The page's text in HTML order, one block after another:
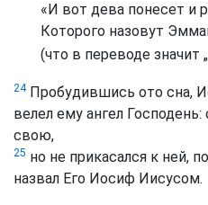
« И вот дева понесет и
Которого назовут
(что в переводе значит „
24Пробудившись ото сна,
велел ему ангел Господень:
свою,
25 но не прикасался к ней,
назвал Его Иосиф Иисусом.